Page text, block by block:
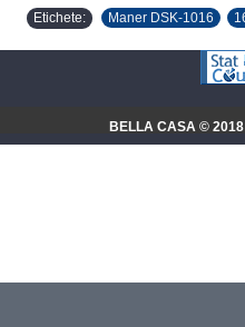
Etichete: Maner DSK-1016 ,
BELLA CASA ©